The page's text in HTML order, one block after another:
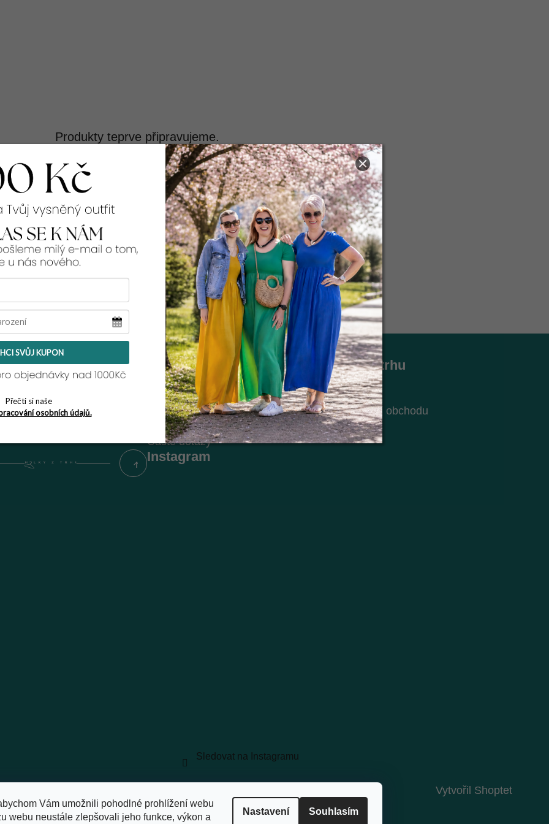
Vám umožnili pohodlné prohlížení webu
webu neustále zlepšovali jeho funkce, výkon a
Nastavení Souhlasím
Produkty teprve připravujeme.
Můžete se ale podívat na ostatní kategorie.
Zpět do obchodu
Informace pro vás
Vrácení zboží / reklamace
Obchodní podmínky
Podmínky ochrany osobních údajů
Napište nám
Časté dotazy
Holky z trhu
Kontakt
O nás
Hodnocení obchodu
Blog
Instagram
Sledovat na Instagramu
Vytvořil Shoptet
SVŮJ KUPON
Přečti si naše
osobních údajů.